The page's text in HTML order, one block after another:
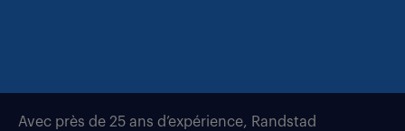
Avec près de 25 ans d’expérience, Randstad